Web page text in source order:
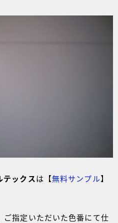
テックスは【無料サンプル】
ご指定いただいた色番にて仕